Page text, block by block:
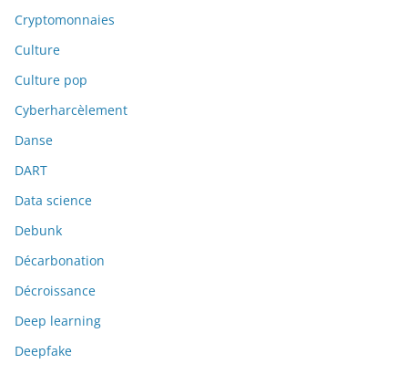
Cryptomonnaies
Culture
Culture pop
Cyberharcèlement
Danse
DART
Data science
Debunk
Décarbonation
Décroissance
Deep learning
Deepfake